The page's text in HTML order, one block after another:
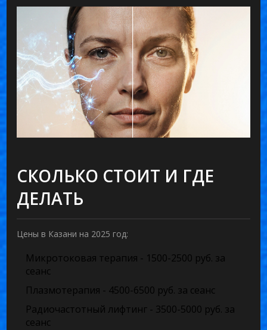
СКОЛЬКО СТОИТ И ГДЕ
ДЕЛАТЬ
Цены в Казани на 2025 год:
Микротоковая терапия - 1500-2500 руб. за
сеанс
Плазмотерапия - 4500-6500 руб. за сеанс
Радиочастотный лифтинг - 3500-5000 руб. за
сеанс